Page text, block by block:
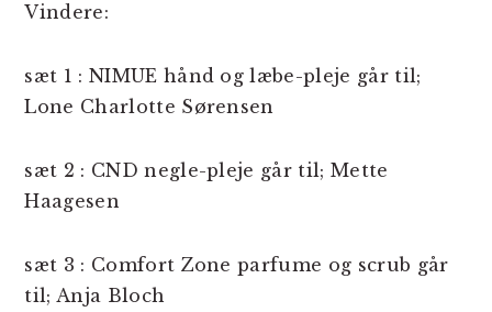
Vindere:
sæt 1 : NIMUE hånd og læbe-pleje går til;
Lone Charlotte Sørensen
sæt 2 : CND negle-pleje går til; Mette
Haagesen
sæt 3 : Comfort Zone parfume og scrub går
til; Anja Bloch